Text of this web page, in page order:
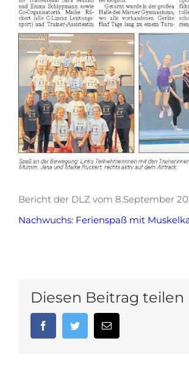
Bericht der DLZ vom 8.September
Nachwuchs: Ferienspaß mit
Diesen Beitrag teilen
FacebookTwitter E-
Mail